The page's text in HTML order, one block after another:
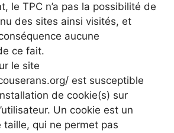
le TPC n’a pas la possibilité de
des sites ainsi visités, et
aucune
ce fait.
le site
est susceptible
de cookie(s) sur
Un cookie est un
qui ne permet pas